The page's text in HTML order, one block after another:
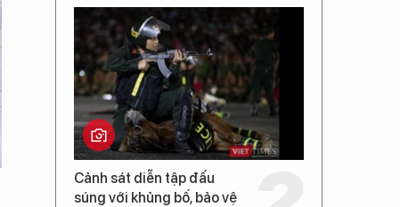
Cảnh sát diễn tập đấu
súng với khủng bố, bảo vệ